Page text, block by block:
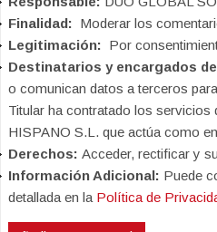
Finalidad: Moderar los
Legitimación: Por
Destinatarios y encargados
o comunican datos a terceros
Titular ha contratado los servicios
HISPANO S.L. que actúa como
Derechos: Acceder, rectificar y
Información Adicional: Puede
detallada en la Política de